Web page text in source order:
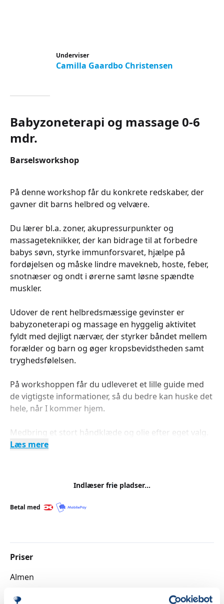
Underviser
Camilla Gaardbo Christensen
Babyzoneterapi og massage 0-6
mdr.
Barselsworkshop
På denne workshop får du konkrete redskaber, der
gavner dit barns helbred og velvære.
Du lærer bl.a. zoner, akupressurpunkter og
massageteknikker, der kan bidrage til at forbedre
babys søvn, styrke immunforsvaret, hjælpe på
fordøjelsen og måske lindre mavekneb, hoste, feber,
snotnæser og ondt i ørerne samt løsne spændte
muskler.
Udover de rent helbredsmæssige gevinster er
babyzoneterapi og massage en hyggelig aktivitet
fyldt med dejligt nærvær, der styrker båndet mellem
forælder og barn og øger kropsbevidstheden samt
tryghedsfølelsen.
På workshoppen får du udleveret et lille guide med
de vigtigste informationer, så du bedre kan huske det
hele, når I kommer hjem.
Medbring et stort håndklæde og olie efter eget valg.
Læs mere
Indlæser frie pladser...
Betal med
Priser
Almen